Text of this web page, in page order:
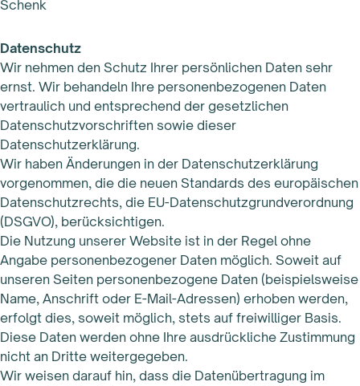
Schenk
Datenschutz
Wir nehmen den Schutz Ihrer persönlichen Daten sehr
ernst. Wir behandeln Ihre personenbezogenen Daten
vertraulich und entsprechend der gesetzlichen
Datenschutzvorschriften sowie dieser
Datenschutzerklärung.
Wir haben Änderungen in der Datenschutzerklärung
vorgenommen, die die neuen Standards des europäischen
Datenschutzrechts, die EU-Datenschutzgrundverordnung
(DSGVO), berücksichtigen.
Die Nutzung unserer Website ist in der Regel ohne
Angabe personenbezogener Daten möglich. Soweit auf
unseren Seiten personenbezogene Daten (beispielsweise
Name, Anschrift oder E-Mail-Adressen) erhoben werden,
erfolgt dies, soweit möglich, stets auf freiwilliger Basis.
Diese Daten werden ohne Ihre ausdrückliche Zustimmung
nicht an Dritte weitergegeben.
Wir weisen darauf hin, dass die Datenübertragung im